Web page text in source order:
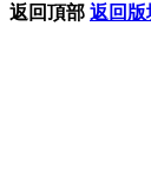
返回頂部 返回版